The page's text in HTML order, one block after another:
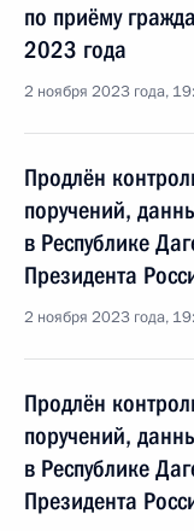
по приёму
2023 года
2 ноября 2023 года,
Продлён
поручений,
в Республике
Президента
2 ноября 2023 года,
Продлён
поручений,
в Республике
Президента